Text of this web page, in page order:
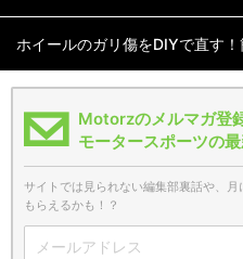
ホイールのガリ傷をDIYで直す
Motorzのメルマガ登
モータースポーツの最
サイトでは見られない編集部裏話や、
もらえるかも！？